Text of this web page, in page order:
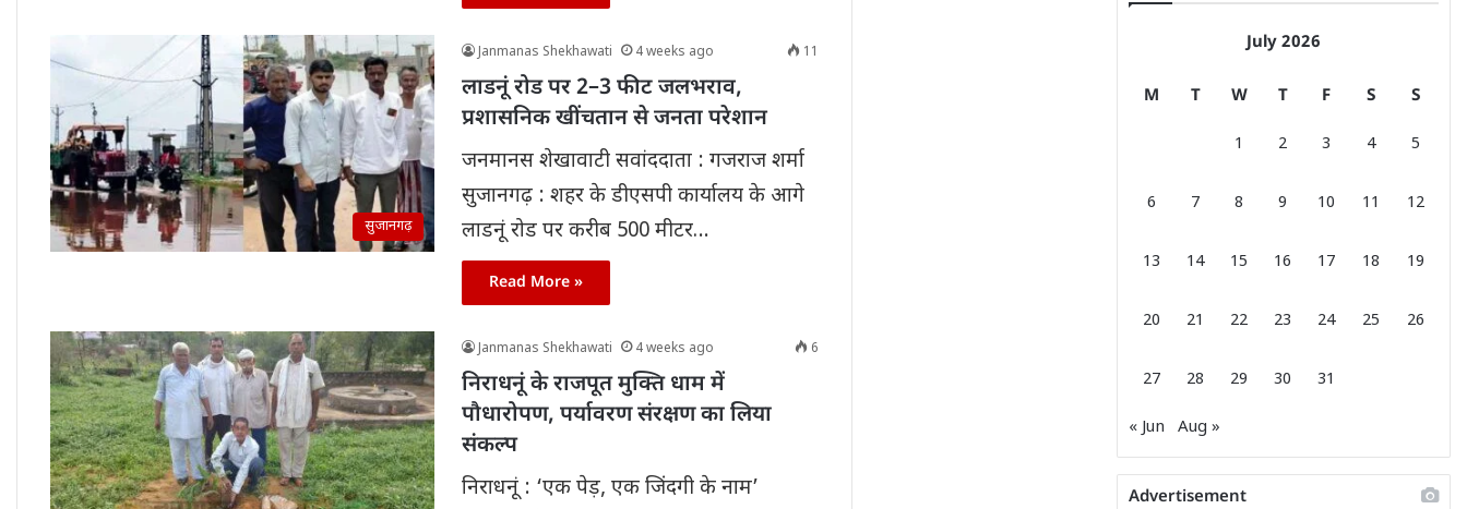
सुजानगढ़
Janmanas Shekhawati 4 weeks ago 11
लाडनूं रोड पर 2–3 फीट जलभराव,
प्रशासनिक खींचतान से जनता परेशान
जनमानस शेखावाटी सवांददाता : गजराज शर्मा
सुजानगढ़ : शहर के डीएसपी कार्यालय के आगे
लाडनूं रोड पर करीब 500 मीटर…
Read More »
Janmanas Shekhawati 4 weeks ago 6
निराधनूं के राजपूत मुक्ति धाम में
पौधारोपण, पर्यावरण संरक्षण का लिया
संकल्प
निराधनूं : ‘एक पेड़, एक जिंदगी के नाम’
July 2026
M T W T F S S
1 2 3 4 5
6 7 8 9 10 11 12
13 14 15 16 17 18 19
20 21 22 23 24 25 26
27 28 29 30 31
« Jun Aug »
Advertisement